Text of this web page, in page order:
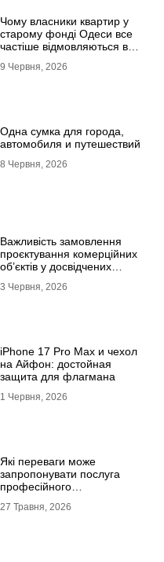
Чому власники квартир у
старому фонді Одеси все
частіше відмовляються від
ламінату
9 Червня, 2026
Одна сумка для города,
автомобиля и путешествий
8 Червня, 2026
Важливість замовлення
проєктування комерційних
об’єктів у досвідчених
3 Червня, 2026
iPhone 17 Pro Max и чехол
на Айфон: достойная
защита для флагмана
1 Червня, 2026
Які переваги може
запропонувати послуга
професійного
27 Травня, 2026